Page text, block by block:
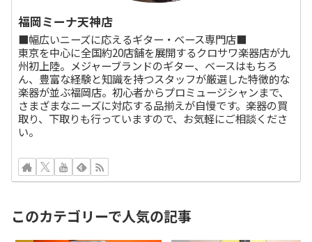
福岡ミーナ天神店
■幅広いニーズに応えるギター・ベース専門店■
東京を中心に全国約20店舗を展開するクロサワ楽器店が九
州初上陸。メジャーブランドのギター、ベースはもちろ
ん、豊富な経験と知識を持つスタッフが厳選した特徴的な
楽器が並ぶ福岡店。初心者からプロミュージシャンまで、
さまざまなニーズに対応する品揃えが自慢です。楽器の買
取り、下取りも行っていますので、お気軽にご相談くださ
い。
このカテゴリーで人気の記事